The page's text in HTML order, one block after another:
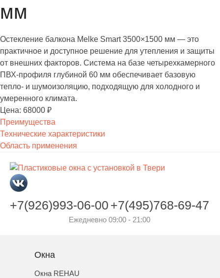
мм
Остекление балкона Melke Smart 3500×1500 мм — это
практичное и доступное решение для утепления и защиты
от внешних факторов. Система на базе четырехкамерного
ПВХ-профиля глубиной 60 мм обеспечивает базовую
тепло- и шумоизоляцию, подходящую для холодного и
умеренного климата.
Цена: 68000 ₽
Преимущества
Технические характеристики
Область применения
+7(926)993-06-00 +7(495)768-69-47
Ежедневно 09:00 - 21:00
Окна
Окна REHAU